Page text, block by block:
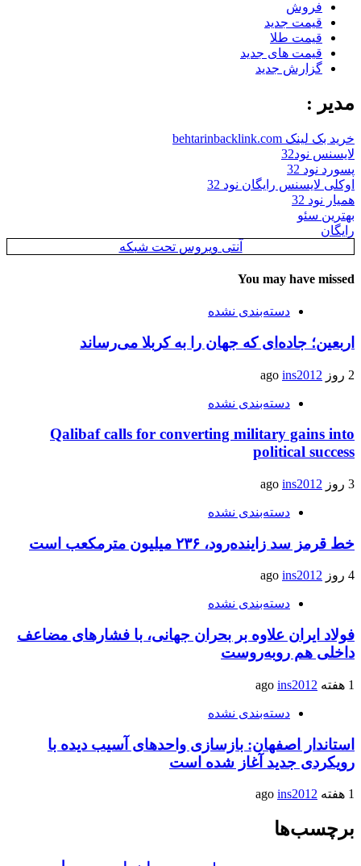
فروش
قیمت جدید
قیمت طلا
قیمت های جدید
گزارش جدید
مدیر :
خرید بک لینک behtarinbacklink.com
لایسنس نود32
پسورد نود 32
اوکلی لایسنس رایگان نود 32
همیار نود 32
بهترین سئو
رایگان
آنتی ویروس تحت شبکه
You may have missed
دسته‌بندی نشده
اربعین؛ جاده‌ای که جهان را به کربلا می‌رساند
2 روز ago ins2012
دسته‌بندی نشده
Qalibaf calls for converting military gains into
political success
3 روز ago ins2012
دسته‌بندی نشده
خط قرمز سد زاینده‌رود، ۲۳۶ میلیون مترمکعب است
4 روز ago ins2012
دسته‌بندی نشده
فولاد ایران علاوه بر بحران جهانی، با فشارهای مضاعف
داخلی هم روبه‌روست
1 هفته ago ins2012
دسته‌بندی نشده
استاندار اصفهان: بازسازی واحدهای آسیب دیده با
رویکردی جدید آغاز شده است
1 هفته ago ins2012
برچسب‌ها